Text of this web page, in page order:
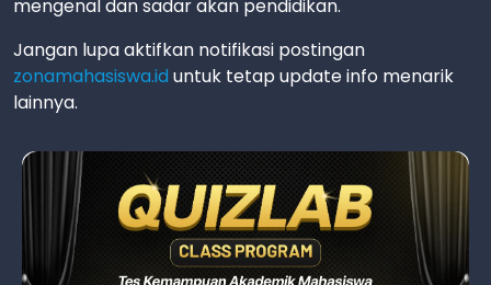
mengenal dan sadar akan pendidikan.
Jangan lupa aktifkan notifikasi postingan
zonamahasiswa.id untuk tetap update info menarik
lainnya.